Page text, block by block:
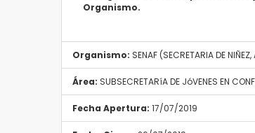
Organismo.
Organismo: SENAF (SECRETARIA DE
Área: SUBSECRETARíA DE JóVENES EN
Fecha Apertura: 17/07/2019